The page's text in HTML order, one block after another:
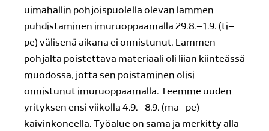
uimahallin pohjoispuolella olevan lammen
puhdistaminen imuruoppaamalla 29.8.–1.9. (ti–
pe) välisenä aikana ei onnistunut. Lammen
pohjalta poistettava materiaali oli liian kiinteässä
muodossa, jotta sen poistaminen olisi
onnistunut imuruoppaamalla. Teemme uuden
yrityksen ensi viikolla 4.9.–8.9. (ma–pe)
kaivinkoneella. Työalue on sama ja merkitty alla